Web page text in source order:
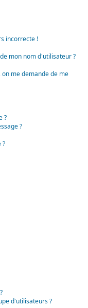
incorrecte !
mon nom d'utilisateur ?
me demande de me
?
?
?
d'utilisateurs ?